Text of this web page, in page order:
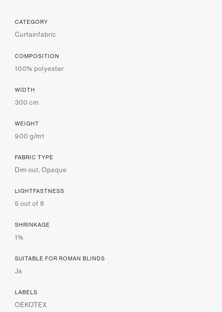
CATEGORY
Curtainfabric
COMPOSITION
100% polyester
WIDTH
300 cm
WEIGHT
900 g/m1
FABRIC TYPE
Dim out, Opaque
LIGHTFASTNESS
5 out of 8
SHRINKAGE
1%
SUITABLE FOR ROMAN BLINDS
Ja
LABELS
OEKOTEX